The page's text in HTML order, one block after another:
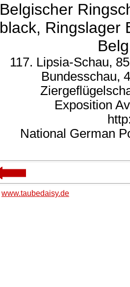
Belgischer
black, Ringslager
117. Lipsia-Schau,
Bundesschau,
Exposition
National German
www.taubedaisy.de